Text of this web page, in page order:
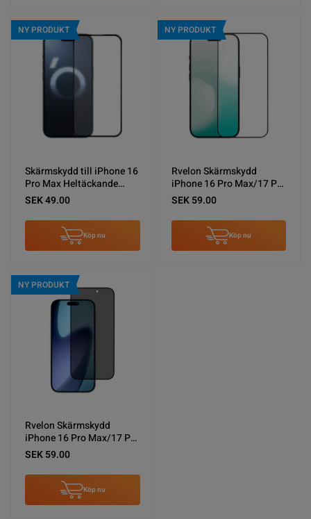
NY PRODUKT
Skärmskydd till iPhone 16
Pro Max Heltäckande
Härdat Glas
SEK 49.00
Köp nu
NY PRODUKT
Rvelon Skärmskydd
iPhone 16 Pro Max/17 Pro
Max Härdat Glas 2.5D
Svart - miljö
SEK 59.00
Köp nu
NY PRODUKT
Rvelon Skärmskydd
iPhone 16 Pro Max/17 Pro
Max Privacy sekretessfilm
- miljö
SEK 59.00
Köp nu